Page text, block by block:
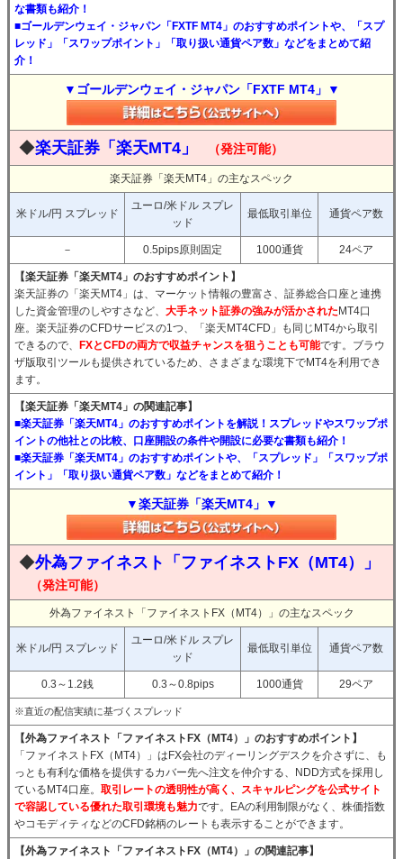
な書類も紹介！
■ゴールデンウェイ・ジャパン「FXTF MT4」のおすすめポイントや、「スプ
レッド」「スワップポイント」「取り扱い通貨ペア数」などをまとめて紹
介！
▼ゴールデンウェイ・ジャパン「FXTF MT4」▼
◆楽天証券「楽天MT4」 （発注可能）
楽天証券「楽天MT4」の主なスペック
米ドル/円 スプレッド
ユーロ/米ドル スプレ
ッド
最低取引単位 通貨ペア数
－ 0.5pips原則固定 1000通貨 24ペア
【楽天証券「楽天MT4」のおすすめポイント】
楽天証券の「楽天MT4」は、マーケット情報の豊富さ、証券総合口座と連携
した資金管理のしやすさなど、 大手ネット証券の強みが活かされた MT4口
座。楽天証券のCFDサービスの1つ、「楽天MT4CFD」も同じMT4から取引
できるので、
FXとCFDの両方で収益チャンスを狙うことも可能です。ブラウ
ザ版取引ツールも提供されているため、さまざまな環境下でMT4を利用でき
ます。
【楽天証券「楽天MT4」の関連記事】
■楽天証券「楽天MT4」のおすすめポイントを解説！スプレッドやスワップポ
イントの他社との比較、口座開設の条件や開設に必要な書類も紹介！
■楽天証券「楽天MT4」のおすすめポイントや、「スプレッド」「スワップポ
イント」「取り扱い通貨ペア数」などをまとめて紹介！
▼楽天証券「楽天MT4」▼
◆外為ファイネスト「ファイネストFX（MT4）」
（発注可能）
外為ファイネスト「ファイネストFX（MT4）」の主なスペック
米ドル/円 スプレッド
ユーロ/米ドル スプレ
ッド
最低取引単位 通貨ペア数
0.3～1.2銭 0.3～0.8pips 1000通貨 29ペア
※直近の配信実績に基づくスプレッド
【外為ファイネスト「ファイネストFX（MT4）」のおすすめポイント】
「ファイネストFX（MT4）」はFX会社のディーリングデスクを介さずに、も
っとも有利な価格を提供するカバー先へ注文を仲介する、NDD方式を採用し
ているMT4口座。 取引レートの透明性が高く、スキャルピングを公式サイト
で容認している優れた取引環境も魅力です。EAの利用制限がなく、株価指数
やコモディティなどのCFD銘柄のレートも表示することができます。
【外為ファイネスト「ファイネストFX（MT4）」の関連記事】